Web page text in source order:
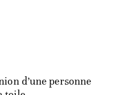
d’une personne